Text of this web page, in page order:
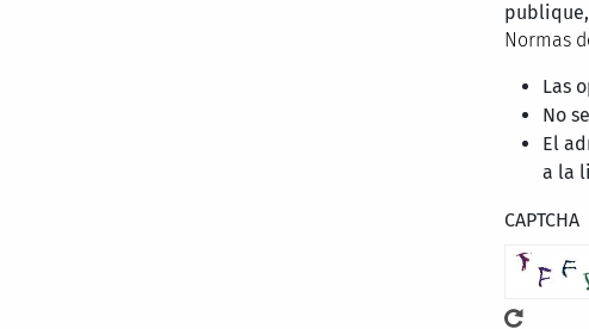
Normas
Las
No
El
a la
CAPTCHA